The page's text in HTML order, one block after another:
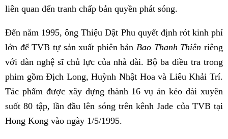
liên quan đến tranh chấp bản quyền phát sóng.
Đến năm 1995, ông Thiệu Dật Phu quyết định rót kinh phí
lớn để TVB tự sản xuất phiên bảnBao Thanh Thiên riêng
với dàn nghệ sĩ chủ lực của nhà đài. Bộ ba điều tra trong
phim gồm Địch Long, Huỳnh Nhật Hoa và Liêu Khải Trí.
Tác phẩm được xây dựng thành 16 vụ án kéo dài xuyên
suốt 80 tập, lần đầu lên sóng trên kênh Jade của TVB tại
Hong Kong vào ngày 1/5/1995.